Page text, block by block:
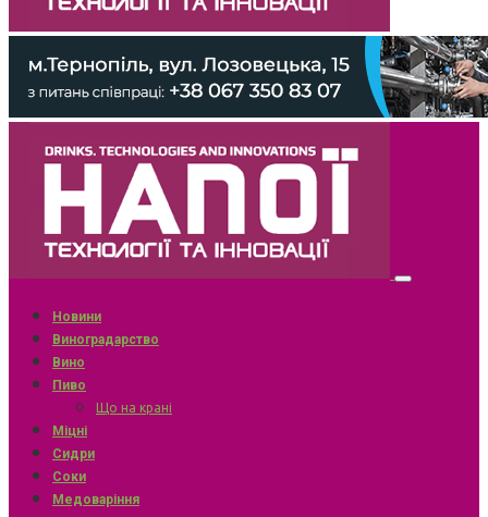
Новини
Виноградарство
Вино
Пиво
Що на крані
Міцні
Сидри
Соки
Медоваріння